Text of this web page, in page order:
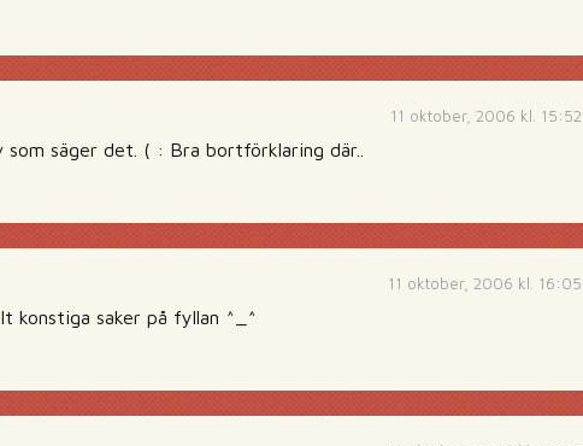
11 oktober, 2006 kl. 15:52
säger det. ( : Bra bortförklaring där..
11 oktober, 2006 kl. 16:05
konstiga saker på fyllan ^_^